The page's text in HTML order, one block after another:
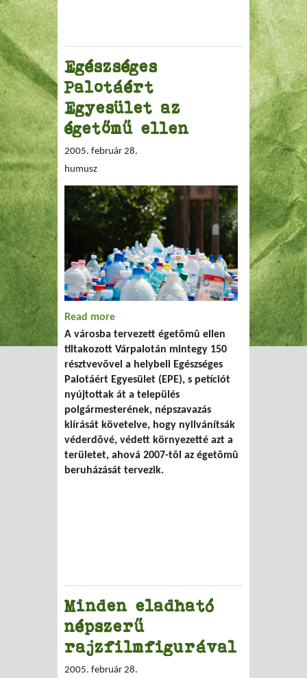
Egészséges
Palotáért
Egyesület az
égetőmű ellen
2005. február 28.
humusz
Read more about Egészséges Palotáért Egyesület az
égetőmű ellen
A városba tervezett égetõmû ellen
tiltakozott Várpalotán mintegy 150
résztvevõvel a helybeli Egészséges
Palotáért Egyesület (EPE), s petíciót
nyújtottak át a település
polgármesterének, népszavazás
kiírását követelve, hogy nyilvánítsák
véderdõvé, védett környezetté azt a
területet, ahová 2007-tõl az égetõmû
beruházását tervezik.
Minden eladható
népszerű
rajzfilmfigurával
2005. február 28.